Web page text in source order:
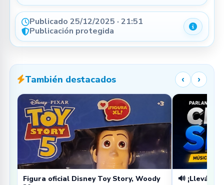
Publicado 25/12/2025 · 21:51
Publicación protegida
También destacados ‹ ›
Figura oficial Disney Toy Story, Woody
🔊 ¡Llevá tu